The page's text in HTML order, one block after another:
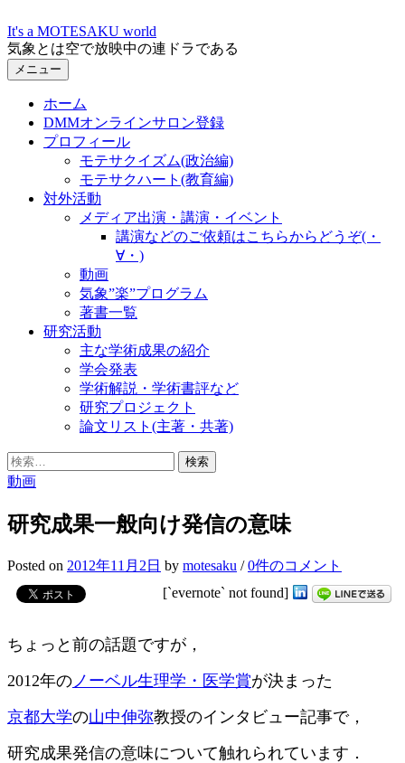
ン
テ
ン
It's a MOTESAKU world
気象とは空で放映中の連ドラである
メニュー
ホーム
DMMオンラインサロン登録
プロフィール
モテサクイズム(政治編)
モテサクハート(教育編)
対外活動
メディア出演・講演・イベント
講演などのご依頼はこちらからどうぞ(・
∀・)
動画
気象”楽”プログラム
著書一覧
研究活動
主な学術成果の紹介
学会発表
学術解説・学術書評など
研究プロジェクト
論文リスト(主著・共著)
検
索:
動画
研究成果一般向け発信の意味
Posted on 2012年11月2日 by motesaku /0件のコメント
[`evernote` not found]
ちょっと前の話題ですが，
2012年の ノーベル生理学・医学賞が決まった
京都大学の山中伸弥教授のインタビュー記事で，
研究成果発信の意味について触れられています．